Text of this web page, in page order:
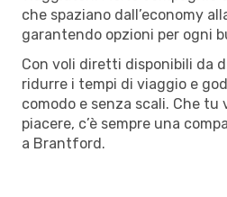
che spaziano dall’economy
garantendo opzioni per ogni
Con voli diretti disponibili da
ridurre i tempi di viaggio e
comodo e senza scali. Che tu
piacere, c’è sempre una
a Brantford.